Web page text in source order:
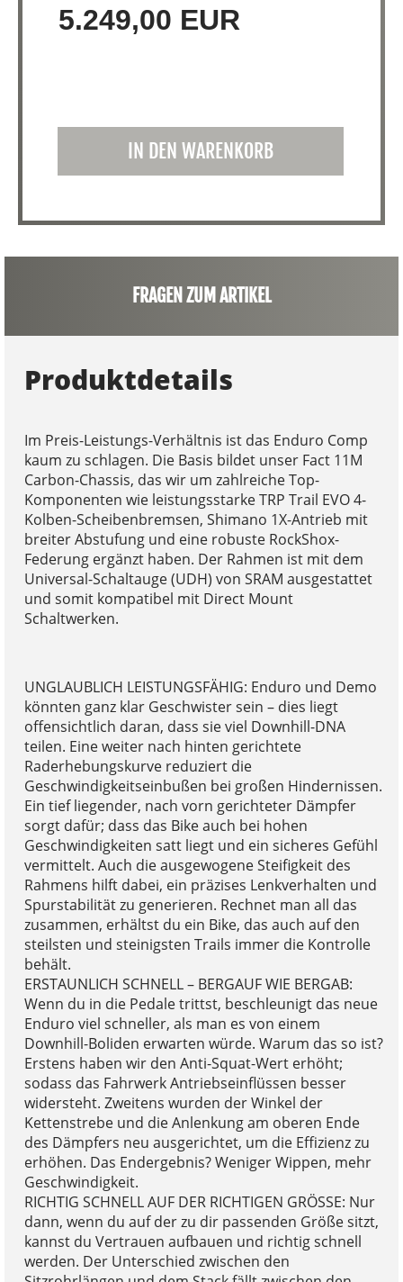
5.249,00 EUR
IN DEN WARENKORB
FRAGEN ZUM ARTIKEL
Produktdetails
Im Preis-Leistungs-Verhältnis ist das Enduro Comp
kaum zu schlagen. Die Basis bildet unser Fact 11M
Carbon-Chassis, das wir um zahlreiche Top-
Komponenten wie leistungsstarke TRP Trail EVO 4-
Kolben-Scheibenbremsen, Shimano 1X-Antrieb mit
breiter Abstufung und eine robuste RockShox-
Federung ergänzt haben. Der Rahmen ist mit dem
Universal-Schaltauge (UDH) von SRAM ausgestattet
und somit kompatibel mit Direct Mount
Schaltwerken.
UNGLAUBLICH LEISTUNGSFÄHIG: Enduro und Demo
könnten ganz klar Geschwister sein – dies liegt
offensichtlich daran, dass sie viel Downhill-DNA
teilen. Eine weiter nach hinten gerichtete
Raderhebungskurve reduziert die
Geschwindigkeitseinbußen bei großen Hindernissen.
Ein tief liegender, nach vorn gerichteter Dämpfer
sorgt dafür; dass das Bike auch bei hohen
Geschwindigkeiten satt liegt und ein sicheres Gefühl
vermittelt. Auch die ausgewogene Steifigkeit des
Rahmens hilft dabei, ein präzises Lenkverhalten und
Spurstabilität zu generieren. Rechnet man all das
zusammen, erhältst du ein Bike, das auch auf den
steilsten und steinigsten Trails immer die Kontrolle
behält.
ERSTAUNLICH SCHNELL – BERGAUF WIE BERGAB:
Wenn du in die Pedale trittst, beschleunigt das neue
Enduro viel schneller, als man es von einem
Downhill-Boliden erwarten würde. Warum das so ist?
Erstens haben wir den Anti-Squat-Wert erhöht;
sodass das Fahrwerk Antriebseinflüssen besser
widersteht. Zweitens wurden der Winkel der
Kettenstrebe und die Anlenkung am oberen Ende
des Dämpfers neu ausgerichtet, um die Effizienz zu
erhöhen. Das Endergebnis? Weniger Wippen, mehr
Geschwindigkeit.
RICHTIG SCHNELL AUF DER RICHTIGEN GRÖSSE: Nur
dann, wenn du auf der zu dir passenden Größe sitzt,
kannst du Vertrauen aufbauen und richtig schnell
werden. Der Unterschied zwischen den